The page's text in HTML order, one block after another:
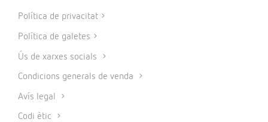
Política de privacitat
Política de galetes
Ús de xarxes socials
Condicions generals de venda
Avís legal
Codi ètic